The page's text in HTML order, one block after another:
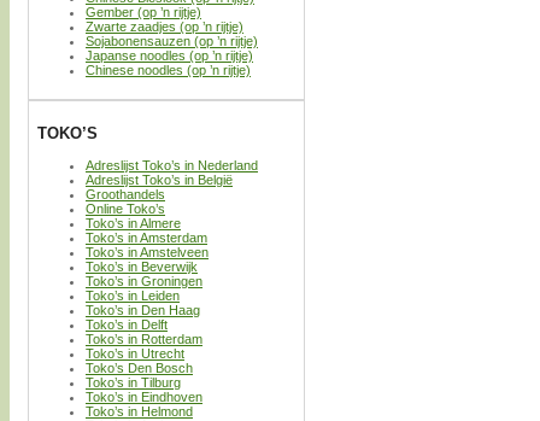
Gember (op ’n rijtje)
Zwarte zaadjes (op ’n rijtje)
Sojabonensauzen (op ’n rijtje)
Japanse noodles (op ’n rijtje)
Chinese noodles (op ’n rijtje)
TOKO’S
Adreslijst Toko’s in Nederland
Adreslijst Toko’s in België
Groothandels
Online Toko’s
Toko’s in Almere
Toko’s in Amsterdam
Toko’s in Amstelveen
Toko’s in Beverwijk
Toko’s in Groningen
Toko’s in Leiden
Toko’s in Den Haag
Toko’s in Delft
Toko’s in Rotterdam
Toko’s in Utrecht
Toko’s Den Bosch
Toko’s in Tilburg
Toko’s in Eindhoven
Toko’s in Helmond